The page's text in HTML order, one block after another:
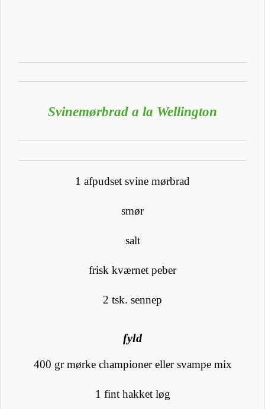
Svinemørbrad a la Wellington
1 afpudset svine mørbrad
smør
salt
frisk kværnet peber
2 tsk. sennep
fyld
400 gr mørke championer eller svampe mix
1 fint hakket løg